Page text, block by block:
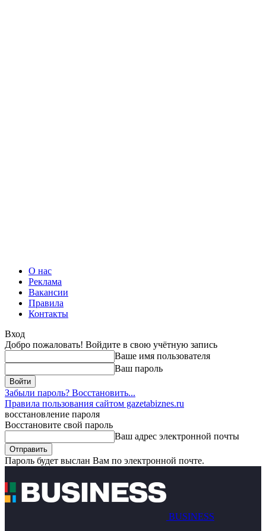
О нас
Реклама
Вакансии
Правила
Контакты
Вход
Добро пожаловать! Войдите в свою учётную запись
Ваше имя пользователя
Ваш пароль
Забыли пароль? Восстановить...
Правила пользования сайтом gazetabiznes.ru
восстановление пароля
Восстановите свой пароль
Ваш адрес электронной почты
Пароль будет выслан Вам по электронной почте.
BUSINESS